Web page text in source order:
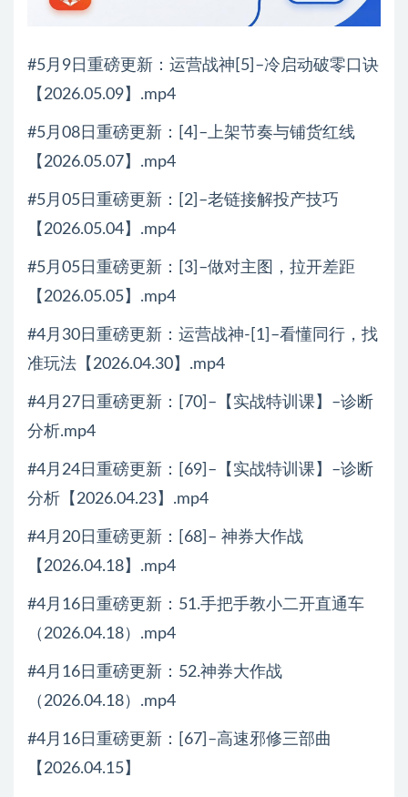
#5月9日重磅更新：运营战神[5]–冷启动破零口诀
【2026.05.09】.mp4
#5月08日重磅更新：[4]–上架节奏与铺货红线
【2026.05.07】.mp4
#5月05日重磅更新：[2]–老链接解投产技巧
【2026.05.04】.mp4
#5月05日重磅更新：[3]–做对主图，拉开差距
【2026.05.05】.mp4
#4月30日重磅更新：运营战神-[1]–看懂同行，找
准玩法【2026.04.30】.mp4
#4月27日重磅更新：[70]–【实战特训课】–诊断
分析.mp4
#4月24日重磅更新：[69]–【实战特训课】–诊断
分析【2026.04.23】.mp4
#4月20日重磅更新：[68]– 神券大作战
【2026.04.18】.mp4
#4月16日重磅更新：51.手把手教小二开直通车
（2026.04.18）.mp4
#4月16日重磅更新：52.神券大作战
（2026.04.18）.mp4
#4月16日重磅更新：[67]–高速邪修三部曲
【2026.04.15】